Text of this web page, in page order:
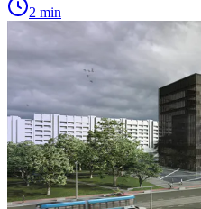
2 min